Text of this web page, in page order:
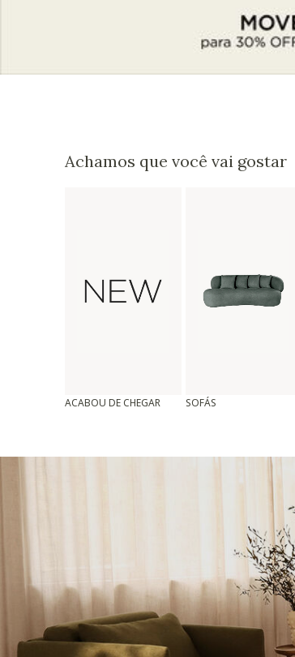
Achamos que você vai gostar
ACABOU DE CHEGAR SOFÁS